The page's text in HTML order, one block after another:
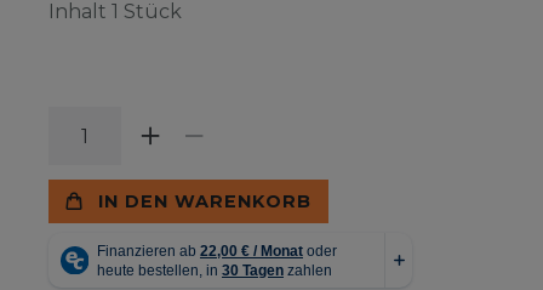
Inhalt 1 Stück
IN DEN WARENKORB